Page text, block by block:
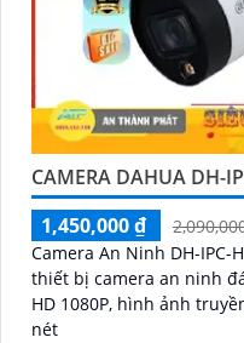
CAMERA DAHUA DH-
1,450,000 ₫
Camera An Ninh DH-IPC-
thiết bị camera an ninh đáng chú ý. Với
HD 1080P, hình ảnh
nét